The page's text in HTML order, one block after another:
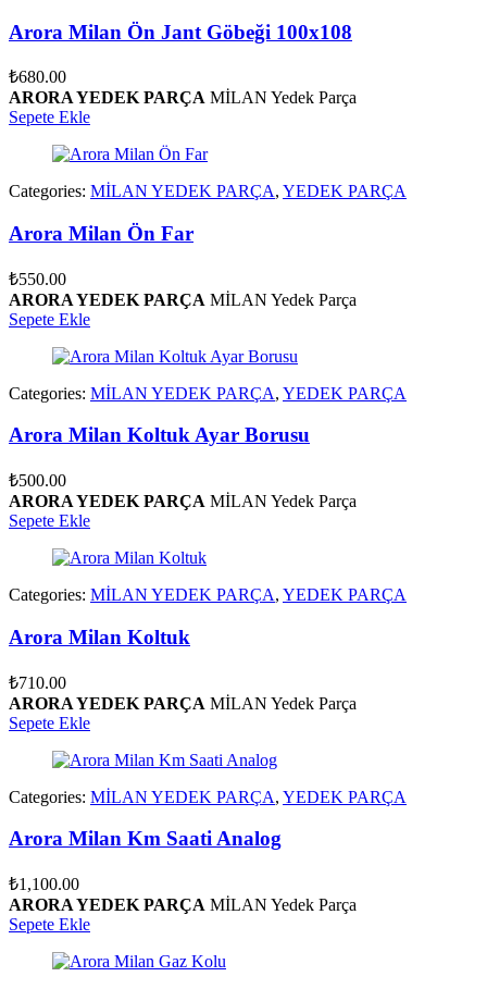
Arora Milan Ön Jant Göbeği 100x108
₺680.00
ARORA YEDEK PARÇA MİLAN Yedek Parça
Sepete Ekle
Categories: MİLAN YEDEK PARÇA, YEDEK PARÇA
Arora Milan Ön Far
₺550.00
ARORA YEDEK PARÇA MİLAN Yedek Parça
Sepete Ekle
Categories: MİLAN YEDEK PARÇA, YEDEK PARÇA
Arora Milan Koltuk Ayar Borusu
₺500.00
ARORA YEDEK PARÇA MİLAN Yedek Parça
Sepete Ekle
Categories: MİLAN YEDEK PARÇA, YEDEK PARÇA
Arora Milan Koltuk
₺710.00
ARORA YEDEK PARÇA MİLAN Yedek Parça
Sepete Ekle
Categories: MİLAN YEDEK PARÇA, YEDEK PARÇA
Arora Milan Km Saati Analog
₺1,100.00
ARORA YEDEK PARÇA MİLAN Yedek Parça
Sepete Ekle